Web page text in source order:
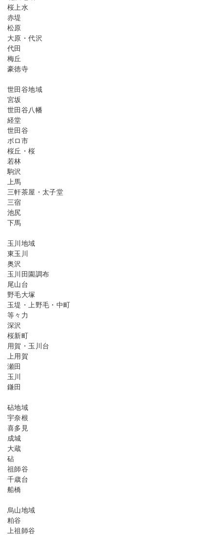
桜上水
赤堤
松原
大原・代沢
代田
梅丘
豪徳寺
世田谷地域
宮坂
世田谷八幡
経堂
世田谷
ボロ市
桜丘・桜
若林
駒沢
上馬
三軒茶屋・太子堂
三宿
池尻
下馬
玉川地域
東玉川
奥沢
玉川田園調布
尾山台
野毛大塚
玉堤・上野毛・中町
等々力
深沢
桜新町
用賀・玉川台
上用賀
瀬田
玉川
鎌田
砧地域
宇奈根
喜多見
成城
大蔵
砧
祖師谷
千歳台
船橋
烏山地域
粕谷
上祖師谷